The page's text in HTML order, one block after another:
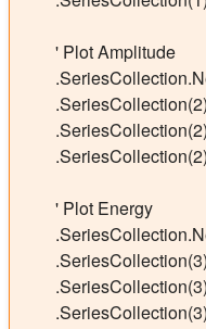
        ' Plot Amplitude
        ' Plot Energy